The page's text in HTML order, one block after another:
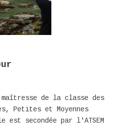
de la classe des
Petites et Moyennes
est secondée par l'ATSEM